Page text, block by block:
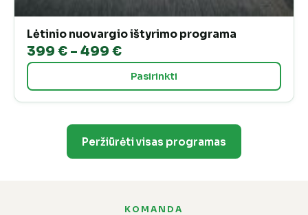
Lėtinio nuovargio ištyrimo programa
399 € – 499 €Price
range:
399 €
499 €
Pasirinkti
Peržiūrėti visas programas
KOMANDA